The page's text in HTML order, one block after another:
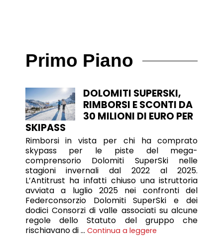
Primo Piano
DOLOMITI SUPERSKI,
RIMBORSI E SCONTI DA
30 MILIONI DI EURO PER
SKIPASS
Rimborsi in vista per chi ha comprato
skypass per le piste del mega-
comprensorio Dolomiti SuperSki nelle
stagioni invernali dal 2022 al 2025.
L’Antitrust ha infatti chiuso una istruttoria
avviata a luglio 2025 nei confronti del
Federconsorzio Dolomiti SuperSki e dei
dodici Consorzi di valle associati su alcune
regole dello Statuto del gruppo che
rischiavano di … Continua a leggere